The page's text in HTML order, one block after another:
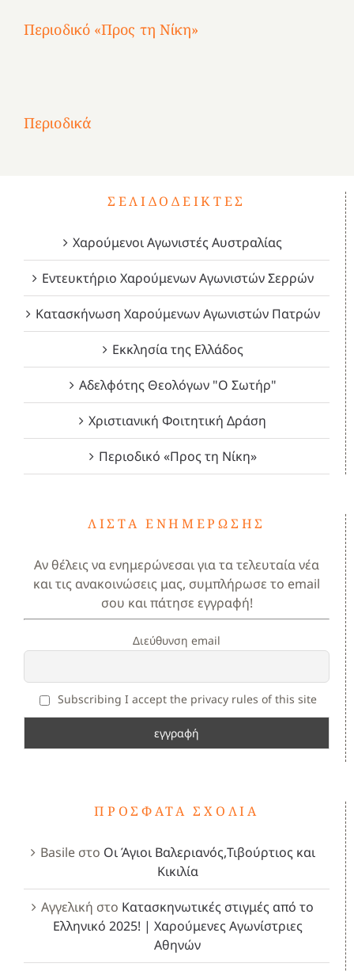
Περιοδικό «Προς τη Νίκη»
Περιοδικά
1821
Δεκέμβριος
2023!
Μάιος
2023!
Μάρτιος
2023!
ΣΕΛΙΔΟΔΕΊΚΤΕΣ
Χαρούμενοι Αγωνιστές Αυστραλίας
Εντευκτήριο Χαρούμενων Αγωνιστών Σερρών
Κατασκήνωση Χαρούμενων Αγωνιστών Πατρών
Εκκλησία της Ελλάδος
Αδελφότης Θεολόγων "Ο Σωτήρ"
Χριστιανική Φοιτητική Δράση
Περιοδικό «Προς τη Νίκη»
ΛΊΣΤΑ ΕΝΗΜΈΡΩΣΗΣ
Αν θέλεις να ενημερώνεσαι για τα τελευταία νέα
και τις ανακοινώσεις μας, συμπλήρωσε το email
σου και πάτησε εγγραφή!
Διεύθυνση email
Subscribing I accept the privacy rules of this site
ΠΡΌΣΦΑΤΑ ΣΧΌΛΙΑ
Basileστο Οι Άγιοι Βαλεριανός,Τιβούρτιος και
Κικιλία
Αγγελική στο Κατασκηνωτικές στιγμές από το
Ελληνικό 2025! | Χαρούμενες Αγωνίστριες
Αθηνών